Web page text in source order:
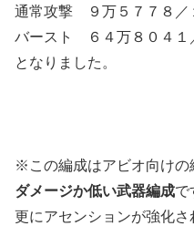
通常攻撃 ９万５７７８／
バースト ６４万８０４１
となりました。
※この編成はアビオ向けの
ダメージか低い武器編成で
更にアセンションが強化